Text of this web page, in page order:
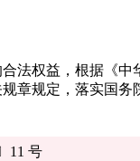
法权益，根据《中
章规定，落实国
11 号